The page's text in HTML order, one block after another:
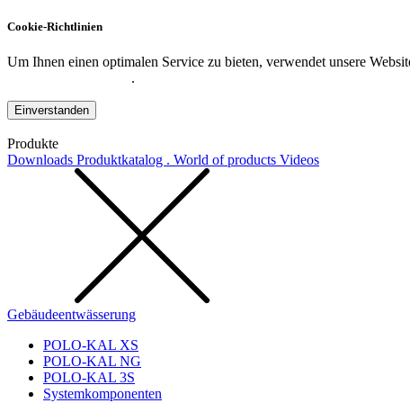
Cookie-Richtlinien
Um Ihnen einen optimalen Service zu bieten, verwendet unsere
.
Einverstanden
Produkte
Downloads Produktkatalog . World of products Videos
Gebäudeentwässerung
POLO-KAL XS
POLO-KAL NG
POLO-KAL 3S
Systemkomponenten